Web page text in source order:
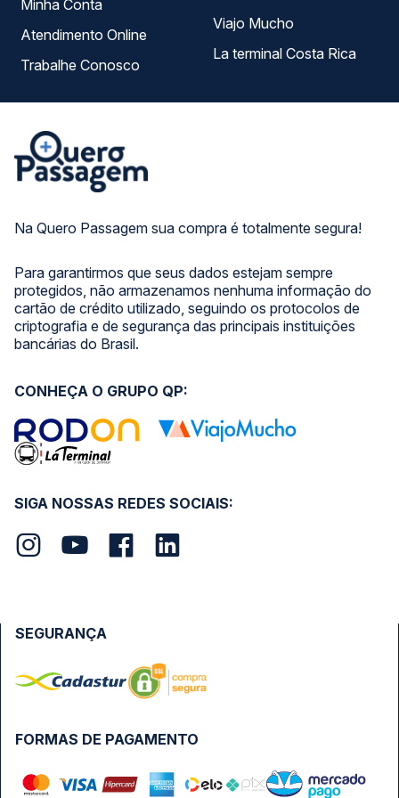
Na Quero Passagem sua compra é totalmente segura!
Para garantirmos que seus dados estejam sempre
protegidos, não armazenamos nenhuma informação do
cartão de crédito utilizado, seguindo os protocolos de
criptografia e de segurança das principais instituições
bancárias do Brasil.
Minha Conta
Atendimento Online
Trabalhe Conosco
Viajo Mucho
La terminal Costa Rica
SIGA NOSSAS REDES SOCIAIS:
CONHEÇA O GRUPO QP:
FORMAS DE PAGAMENTO
SEGURANÇA